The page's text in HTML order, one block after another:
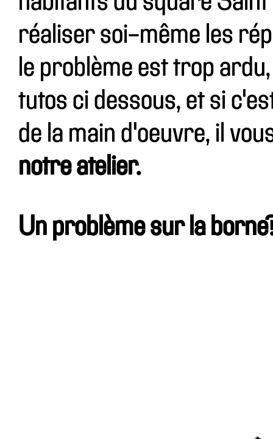
réaliser soi-même les
le problème est trop
tutos ci dessous, et si
de la main d'oeuvre, il
notre atelier.
Un problème sur la